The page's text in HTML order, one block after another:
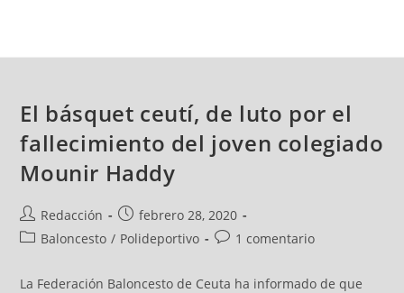
El básquet ceutí, de luto por el
fallecimiento del joven colegiado
Mounir Haddy
Redacción
febrero 28, 2020
Baloncesto / Polideportivo 1 comentario
La Federación Baloncesto de Ceuta ha informado de que